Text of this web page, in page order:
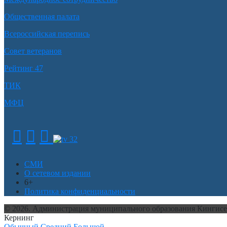
Общественная палата
Всероссийская перепись
Совет ветеранов
Рейтинг 47
ТИК
МФЦ
СМИ
О сетевом издании
6+
Политика конфиденциальности
© 2026. Администрация муниципального образования
Кернинг